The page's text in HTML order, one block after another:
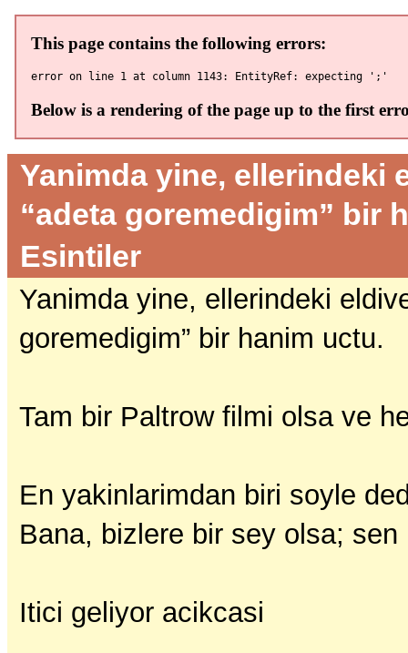
Yanimda yine, ellerindeki
“adeta goremedigim” bir
Esintiler
Yanimda yine, ellerindeki
goremedigim” bir hanim uctu.
Tam bir Paltrow filmi olsa ve
En yakinlarimdan biri soyle
Bana, bizlere bir sey olsa; sen
Itici geliyor acikcasi